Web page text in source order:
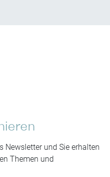
Newsletter und Sie erhalten
Themen und